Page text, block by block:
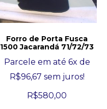
Forro de Porta Fusca
1500 Jacarandá 71/72/73
Parcele em até 6x de
R$96,67 sem juros!
R$580,00